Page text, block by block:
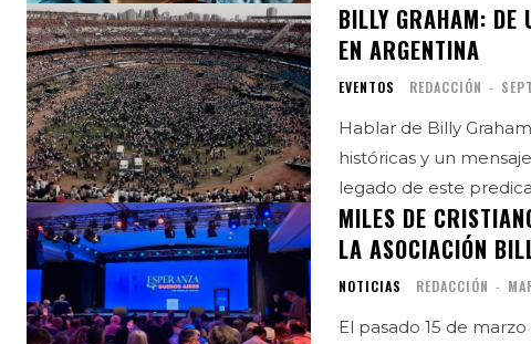
BILLY GRAHAM: DE
EN ARGENTINA
EVENTOS REDACCIÓN -
Hablar de Billy
históricas y un
legado de este
MILES DE
LA ASOCIACIÓN
NOTICIAS REDACCIÓN -
El pasado 15 de